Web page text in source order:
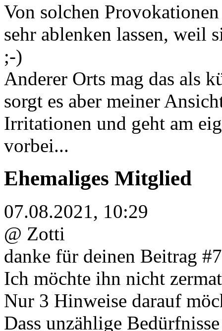
Von solchen
sehr ablenken lassen, weil
;-)
Anderer Orts mag das als
sorgt es aber meiner
Irritationen und geht am
vorbei...
Ehemaliges Mitglied
07.08.2021, 10:29
@ Zotti
danke für deinen Beitrag
Ich möchte ihn nicht
Nur 3 Hinweise darauf
Dass unzählige